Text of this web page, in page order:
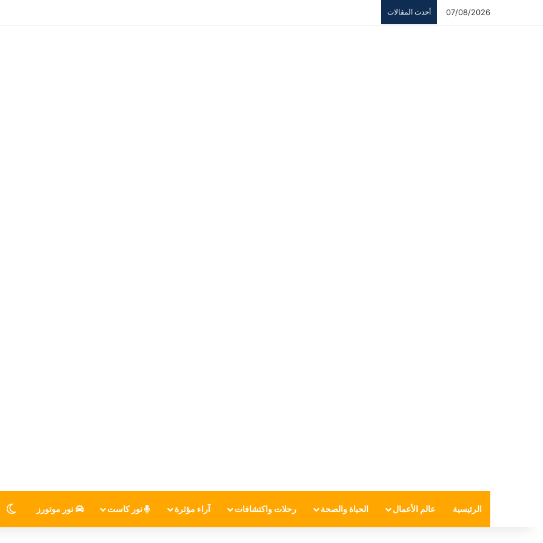
07/08/2026 أحدث المقالات
الرئيسية عالم الأعمال الحياة والصحة رحلات واكتشافات آراء مؤثرة نور كاست نور موتورز